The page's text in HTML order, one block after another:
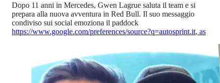
Dopo 11 anni in Mercedes, Gwen Lagrue saluta il team e si
prepara alla nuova avventura in Red Bull. Il suo messaggio
condiviso sui social emoziona il paddock
https://www.google.com/preferences/source?q=autosprint.it, as